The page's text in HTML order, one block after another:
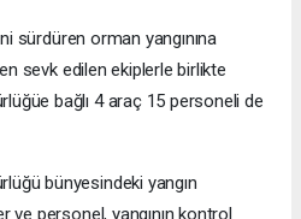
sürdüren orman yangınına
sevk edilen ekiplerle birlikte
bağlı 4 araç 15 personeli de
bünyesindeki yangın
personel, yangının kontrol